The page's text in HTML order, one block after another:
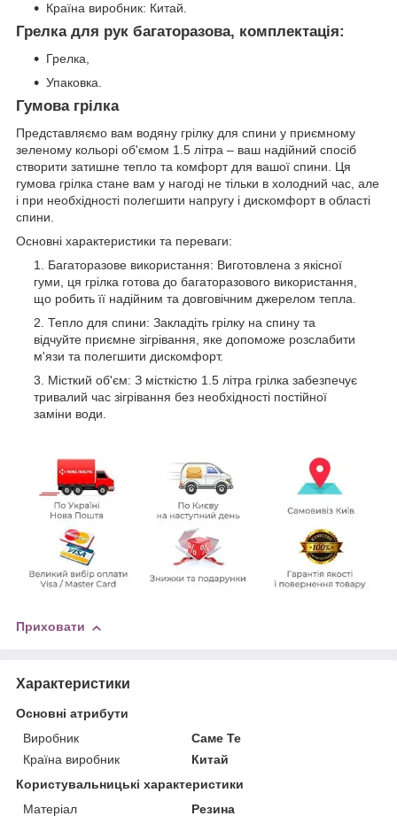
Країна виробник: Китай.
Грелка для рук багаторазова, комплектація:
Грелка,
Упаковка.
Гумова грілка
Представляємо вам водяну грілку для спини у приємному
зеленому кольорі об'ємом 1.5 літра – ваш надійний спосіб
створити затишне тепло та комфорт для вашої спини. Ця
гумова грілка стане вам у нагоді не тільки в холодний час, але
і при необхідності полегшити напругу і дискомфорт в області
спини.
Основні характеристики та переваги:
Багаторазове використання: Виготовлена з якісної
гуми, ця грілка готова до багаторазового використання,
що робить її надійним та довговічним джерелом тепла.
Тепло для спини: Закладіть грілку на спину та
відчуйте приємне зігрівання, яке допоможе розслабити
м'язи та полегшити дискомфорт.
Місткий об'єм: З місткістю 1.5 літра грілка забезпечує
тривалий час зігрівання без необхідності постійної
заміни води.
Приховати
Характеристики
Основні атрибути
Виробник
Саме Те
Країна виробник
Китай
Користувальницькі характеристики
Матеріал
Резина